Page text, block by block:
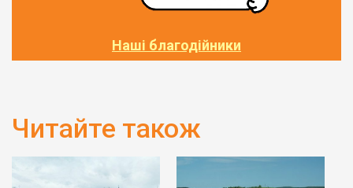
Наші благодійники
Читайте також